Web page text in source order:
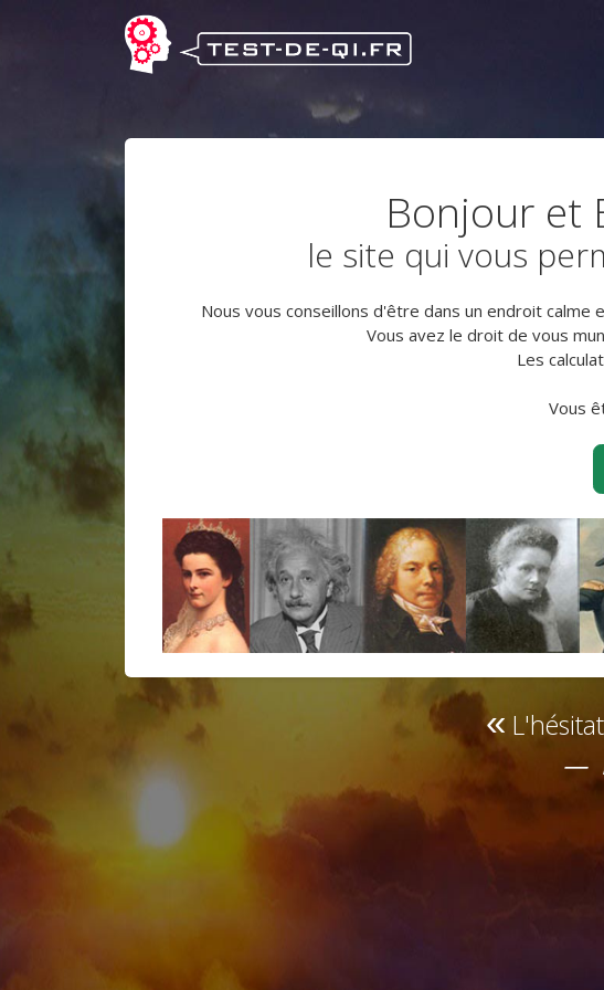
Bonjour et
le site qui vous
Nous vous conseillons d'être dans un endroit
Vous avez le droit de vous
Les
Vous